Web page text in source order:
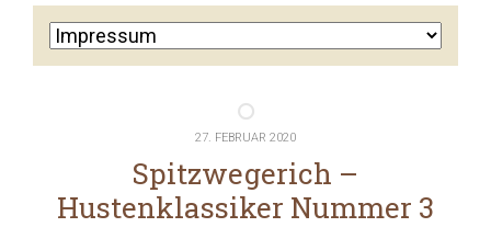
27. FEBRUAR 2020
Spitzwegerich –
Hustenklassiker Nummer 3